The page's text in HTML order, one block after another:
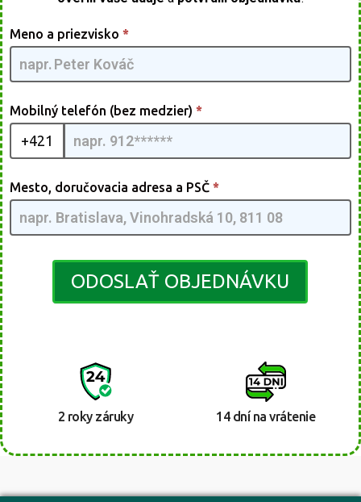
Brushcutter
Pro [SK] -
GpmQMIA |
08
Meno a priezvisko *
Mobilný telefón (bez medzier) *
+421
Mesto, doručovacia adresa a PSČ *
ODOSLAŤ OBJEDNÁVKU
2 roky záruky 14 dní na vrátenie